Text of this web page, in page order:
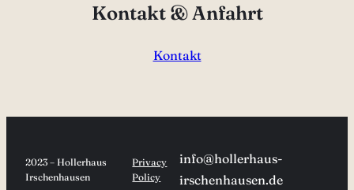
Kontakt & Anfahrt
Kontakt
2023 – Hollerhaus
Irschenhausen
Privacy
Policy
info@hollerhaus-
irschenhausen.de